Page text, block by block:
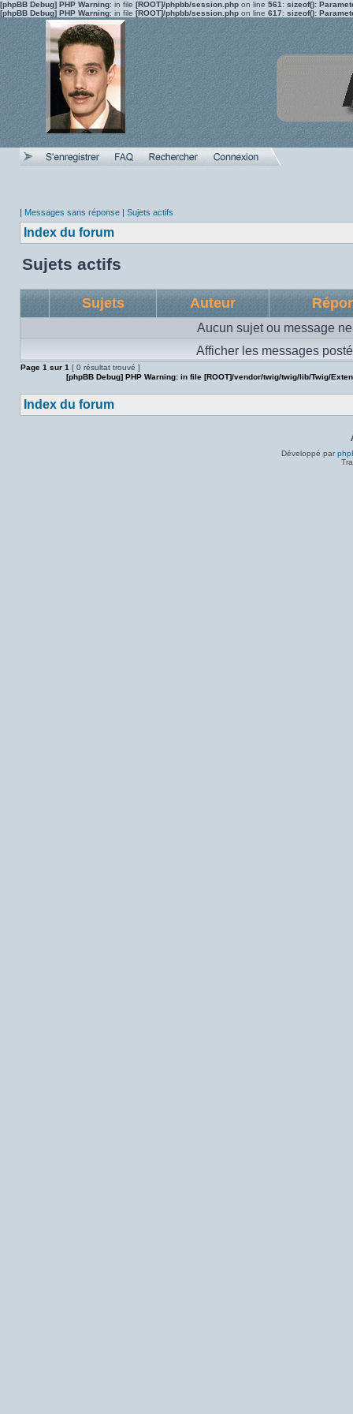
[phpBB Debug] PHP Warning: in file [ROOT]/phpbb/session.php on line 561 : sizeof():
[phpBB Debug] PHP Warning: in file [ROOT]/phpbb/session.php on line 617: sizeof():
| Messages sans réponse | Sujets actifs
Index du forum
Sujets actifs
Sujets Auteur
Aucun sujet ou message
Afficher les messages
Page 1 sur 1 [ 0 résultat trouvé ]
[phpBB Debug] PHP Warning: in file [ROOT]/vendor/twig/twig/lib/Twig/
Index du forum
Développé par